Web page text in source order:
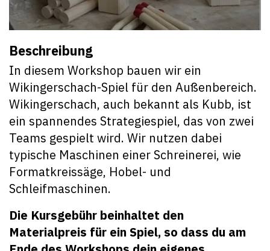
Beschreibung
In diesem Workshop bauen wir ein
Wikingerschach-Spiel für den Außenbereich.
Wikingerschach, auch bekannt als Kubb, ist
ein spannendes Strategiespiel, das von zwei
Teams gespielt wird. Wir nutzen dabei
typische Maschinen einer Schreinerei, wie
Formatkreissäge, Hobel- und
Schleifmaschinen.
Die Kursgebühr beinhaltet den
Materialpreis für ein Spiel, so dass du am